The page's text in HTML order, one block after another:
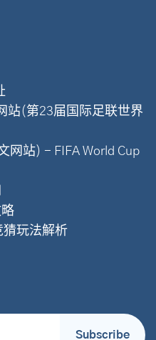
站(第23届国际足联世界
网站) - FIFA World Cup
玩法解析
Subscribe